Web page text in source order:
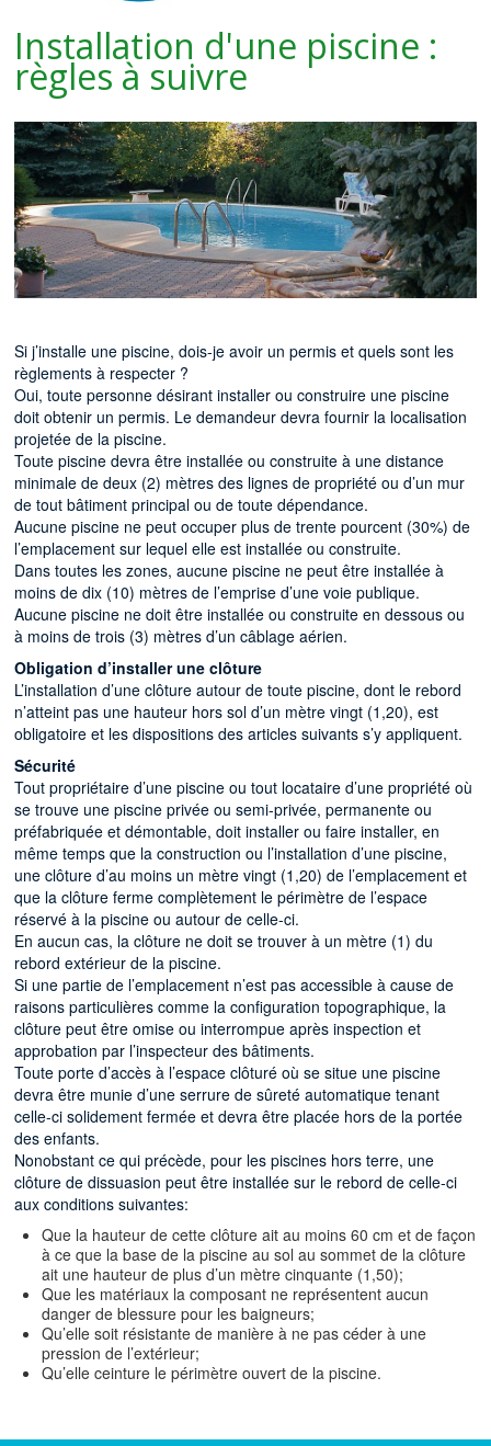
Installation d'une piscine :
règles à suivre
Si j’installe une piscine, dois-je avoir un permis et quels sont les
règlements à respecter ?
Oui, toute personne désirant installer ou construire une piscine
doit obtenir un permis. Le demandeur devra fournir la localisation
projetée de la piscine.
Toute piscine devra être installée ou construite à une distance
minimale de deux (2) mètres des lignes de propriété ou d’un mur
de tout bâtiment principal ou de toute dépendance.
Aucune piscine ne peut occuper plus de trente pourcent (30%) de
l’emplacement sur lequel elle est installée ou construite.
Dans toutes les zones, aucune piscine ne peut être installée à
moins de dix (10) mètres de l’emprise d’une voie publique.
Aucune piscine ne doit être installée ou construite en dessous ou
à moins de trois (3) mètres d’un câblage aérien.
Obligation d’installer une clôture
L’installation d’une clôture autour de toute piscine, dont le rebord
n’atteint pas une hauteur hors sol d’un mètre vingt (1,20), est
obligatoire et les dispositions des articles suivants s’y appliquent.
Sécurité
Tout propriétaire d’une piscine ou tout locataire d’une propriété où
se trouve une piscine privée ou semi-privée, permanente ou
préfabriquée et démontable, doit installer ou faire installer, en
même temps que la construction ou l’installation d’une piscine,
une clôture d’au moins un mètre vingt (1,20) de l’emplacement et
que la clôture ferme complètement le périmètre de l’espace
réservé à la piscine ou autour de celle-ci.
En aucun cas, la clôture ne doit se trouver à un mètre (1) du
rebord extérieur de la piscine.
Si une partie de l’emplacement n’est pas accessible à cause de
raisons particulières comme la configuration topographique, la
clôture peut être omise ou interrompue après inspection et
approbation par l’inspecteur des bâtiments.
Toute porte d’accès à l’espace clôturé où se situe une piscine
devra être munie d’une serrure de sûreté automatique tenant
celle-ci solidement fermée et devra être placée hors de la portée
des enfants.
Nonobstant ce qui précède, pour les piscines hors terre, une
clôture de dissuasion peut être installée sur le rebord de celle-ci
aux conditions suivantes:
Que la hauteur de cette clôture ait au moins 60 cm et de façon
à ce que la base de la piscine au sol au sommet de la clôture
ait une hauteur de plus d’un mètre cinquante (1,50);
Que les matériaux la composant ne représentent aucun
danger de blessure pour les baigneurs;
Qu’elle soit résistante de manière à ne pas céder à une
pression de l’extérieur;
Qu’elle ceinture le périmètre ouvert de la piscine.